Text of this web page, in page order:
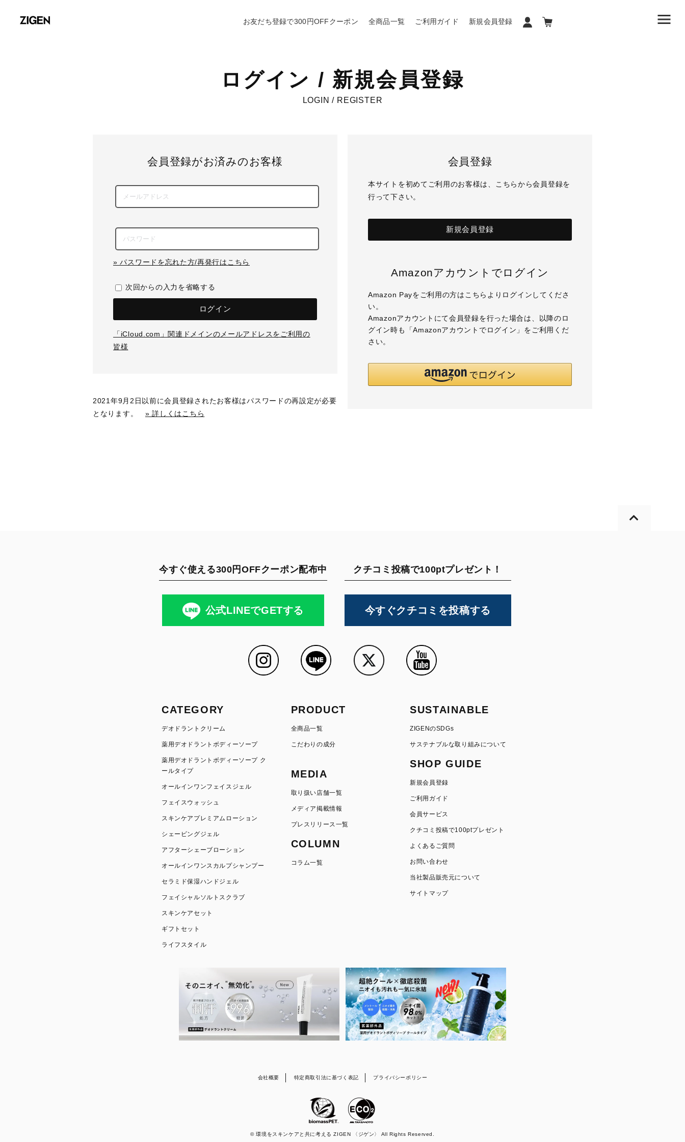
お友だち登録で300円OFFクーポン 全商品一覧 ご利用ガイド 新規会員登録
ログイン / 新規会員登録
LOGIN / REGISTER
会員登録がお済みのお客様
» パスワードを忘れた方/再発行はこちら
次回からの入力を省略する
ログイン
「iCloud.com」関連ドメインのメールアドレスをご利用の
皆様
会員登録
本サイトを初めてご利用のお客様は、こちらから会員登録を
行って下さい。
新規会員登録
Amazonアカウントでログイン
Amazon Payをご利用の方はこちらよりログインしてくださ
い。
Amazonアカウントにて会員登録を行った場合は、以降のロ
グイン時も「Amazonアカウントでログイン」をご利用くだ
さい。
2021年9月2日以前に会員登録されたお客様はパスワードの再設定が必要
となります。 » 詳しくはこちら
今すぐ使える300円OFFクーポン配布中
公式LINEでGETする
クチコミ投稿で100ptプレゼント！
今すぐクチコミを投稿する
CATEGORY
デオドラントクリーム
薬用デオドラントボディーソープ
薬用デオドラントボディーソープ ク
ールタイプ
オールインワンフェイスジェル
フェイスウォッシュ
スキンケアプレミアムローション
シェービングジェル
アフターシェーブローション
オールインワンスカルプシャンプー
セラミド保湿ハンドジェル
フェイシャルソルトスクラブ
スキンケアセット
ギフトセット
ライフスタイル
PRODUCT
全商品一覧
こだわりの成分
MEDIA
取り扱い店舗一覧
メディア掲載情報
プレスリリース一覧
COLUMN
コラム一覧
SUSTAINABLE
ZIGENのSDGs
サステナブルな取り組みについて
SHOP GUIDE
新規会員登録
ご利用ガイド
会員サービス
クチコミ投稿で100ptプレゼント
よくあるご質問
お問い合わせ
当社製品販売元について
サイトマップ
会社概要 特定商取引法に基づく表記 プライバシーポリシー
© 環境をスキンケアと共に考える ZIGEN 〈ジゲン〉 All Rights Reserved.